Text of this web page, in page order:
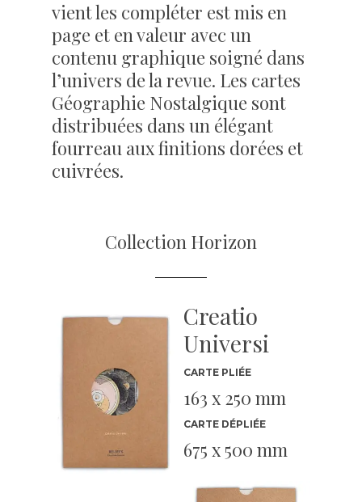
vient les compléter est mis en
page et en valeur avec un
contenu graphique soigné dans
l’univers de la revue. Les cartes
Géographie Nostalgique sont
distribuées dans un élégant
fourreau aux finitions dorées et
cuivrées.
Collection Horizon
Creatio
Universi
CARTE PLIÉE
163 x 250 mm
CARTE DÉPLIÉE
675 x 500 mm